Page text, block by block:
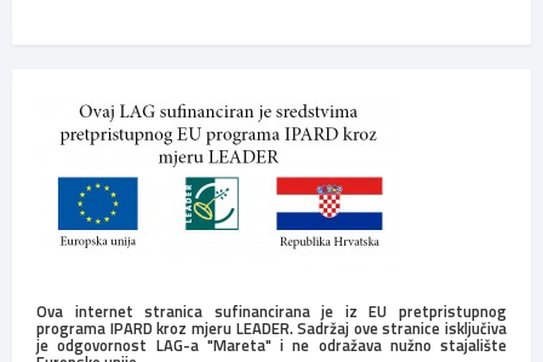
Ova internet stranica sufinancirana je iz EU pretpristupnog
programa IPARD kroz mjeru LEADER. Sadržaj ove stranice isključiva
je odgovornost LAG-a "Mareta" i ne odražava nužno stajalište